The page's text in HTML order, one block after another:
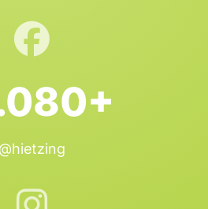
@hietzing